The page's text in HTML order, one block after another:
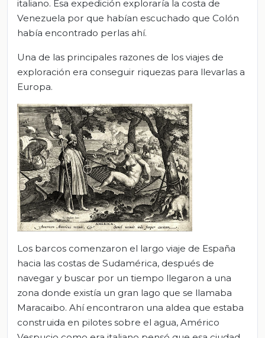
italiano. Esa expedición exploraría la costa de
Venezuela por que habían escuchado que Colón
había encontrado perlas ahí.
Una de las principales razones de los viajes de
exploración era conseguir riquezas para llevarlas a
Europa.
Los barcos comenzaron el largo viaje de España
hacia las costas de Sudamérica, después de
navegar y buscar por un tiempo llegaron a una
zona donde existía un gran lago que se llamaba
Maracaibo. Ahí encontraron una aldea que estaba
construida en pilotes sobre el agua, Américo